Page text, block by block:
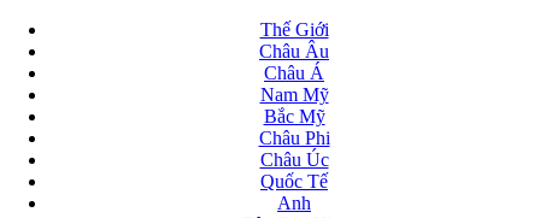
Thế Giới
Châu Âu
Châu Á
Nam Mỹ
Bắc Mỹ
Châu Phi
Châu Úc
Quốc Tế
Anh